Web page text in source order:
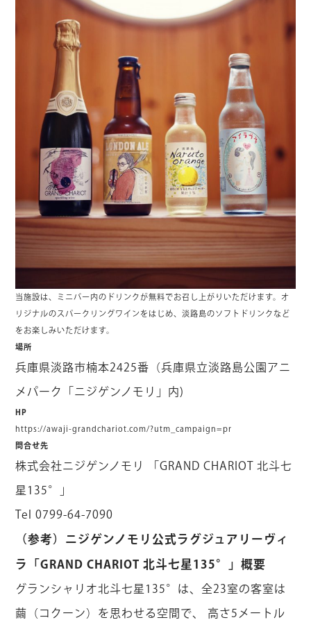
当施設は、ミニバー内のドリンクが無料でお召し上がりいただけます。オ
リジナルのスパークリングワインをはじめ、淡路島のソフトドリンクなど
をお楽しみいただけます。
場所
兵庫県淡路市楠本2425番（兵庫県立淡路島公園アニ
メパーク「ニジゲンノモリ」内)
HP
https://awaji-grandchariot.com/?utm_campaign=pr
問合せ先
株式会社ニジゲンノモリ 「GRAND CHARIOT 北斗七
星135°」
Tel 0799-64-7090
（参考）ニジゲンノモリ公式ラグジュアリーヴィ
ラ「GRAND CHARIOT 北斗七星135°」概要
グランシャリオ北斗七星135°は、全23室の客室は
繭（コクーン）を思わせる空間で、 高さ5メートル